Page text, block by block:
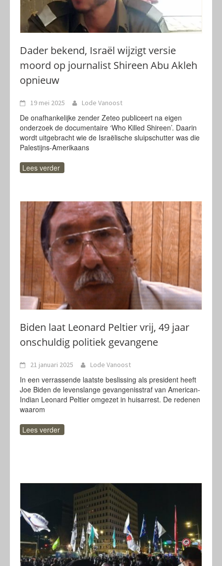
Dader bekend, Israël wijzigt versie
moord op journalist Shireen Abu Akleh
opnieuw
19 mei 2025 Lode Vanoost
De onafhankelijke zender Zeteo publiceert na eigen
onderzoek de documentaire ‘Who Killed Shireen’. Daarin
wordt uitgebracht wie de Israëlische sluipschutter was die
Palestijns-Amerikaans
Lees verder
Biden laat Leonard Peltier vrij, 49 jaar
onschuldig politiek gevangene
21 januari 2025 Lode Vanoost
In een verrassende laatste beslissing als president heeft
Joe Biden de levenslange gevangenisstraf van American-
Indian Leonard Peltier omgezet in huisarrest. De redenen
waarom
Lees verder